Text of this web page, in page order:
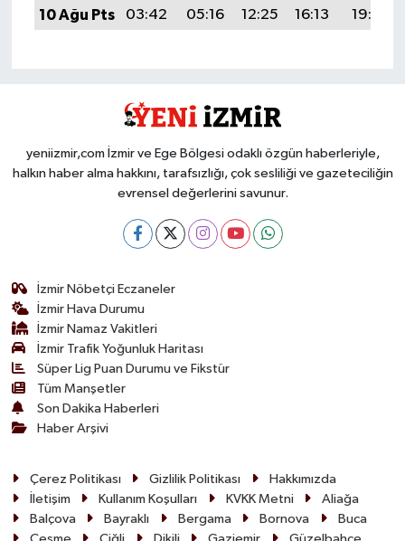
10 Ağu Pts
03:42 05:16 12:25 16:13 19:23
yeniizmir,com İzmir ve Ege Bölgesi odaklı özgün haberleriyle,
halkın haber alma hakkını, tarafsızlığı, çok sesliliği ve gazeteciliğin
evrensel değerlerini savunur.
İzmir Nöbetçi Eczaneler
İzmir Hava Durumu
İzmir Namaz Vakitleri
İzmir Trafik Yoğunluk Haritası
Süper Lig Puan Durumu ve Fikstür
Tüm Manşetler
Son Dakika Haberleri
Haber Arşivi
Çerez Politikası Gizlilik Politikası
Hakkımızda
İletişim
Kullanım Koşulları KVKK Metni
Aliağa
Balçova
Bayraklı Bergama Bornova
Buca